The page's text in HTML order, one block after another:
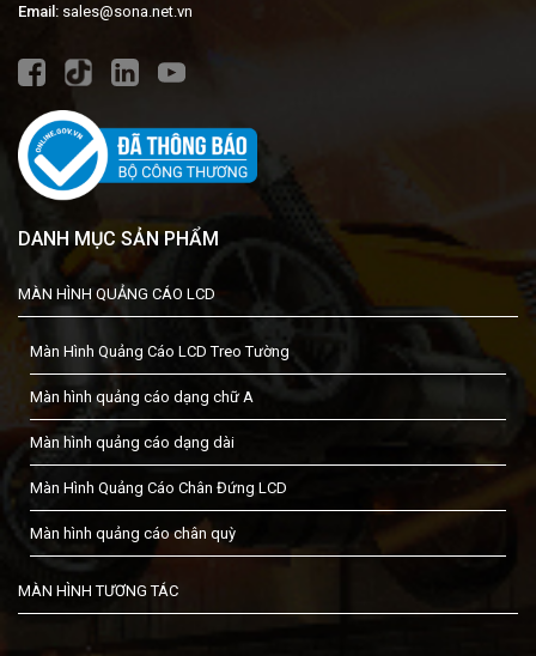
Email: sales@sona.net.vn
DANH MỤC SẢN PHẨM
MÀN HÌNH QUẢNG CÁO LCD
Màn Hình Quảng Cáo LCD Treo Tường
Màn hình quảng cáo dạng chữ A
Màn hình quảng cáo dạng dài
Màn Hình Quảng Cáo Chân Đứng LCD
Màn hình quảng cáo chân quỳ
MÀN HÌNH TƯƠNG TÁC